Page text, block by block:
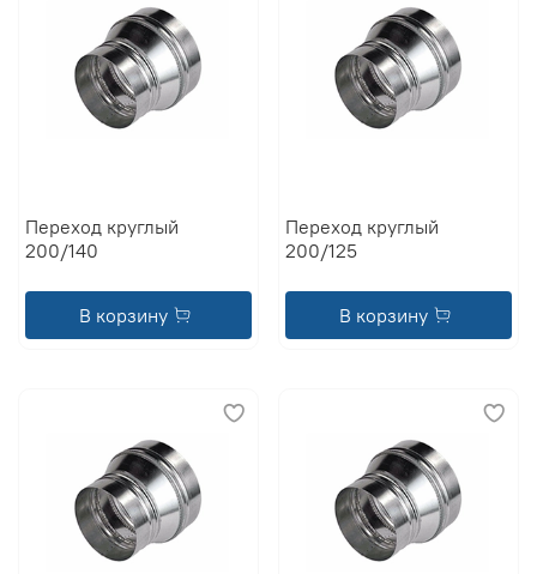
Переход круглый
200/140
В корзину
Переход круглый
200/125
В корзину